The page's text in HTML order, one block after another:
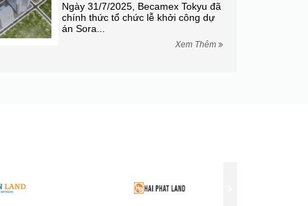
Ngày 31/7/2025, Becamex Tokyu đã
chính thức tổ chức lễ khởi công dự
án Sora...
Xem Thêm